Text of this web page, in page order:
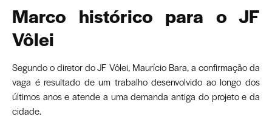
Marco histórico para o JF
Vôlei
Segundo o diretor do JF Vôlei, Maurício Bara, a confirmação da
vaga é resultado de um trabalho desenvolvido ao longo dos
últimos anos e atende a uma demanda antiga do projeto e da
cidade.